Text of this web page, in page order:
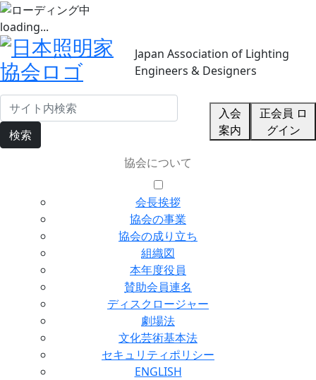
loading...
Japan Association of Lighting
Engineers & Designers
検索
入会
案内
正会員 ロ
グイン
協会について
会長挨拶
協会の事業
協会の成り立ち
組織図
本年度役員
賛助会員連名
ディスクロージャー
劇場法
文化芸術基本法
セキュリティポリシー
ENGLISH